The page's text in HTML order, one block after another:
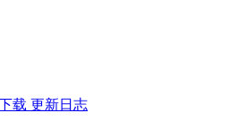
载 更新日志